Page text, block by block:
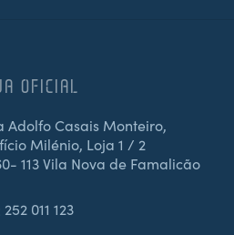
OFICIAL
Adolfo Casais Monteiro,
Milénio, Loja 1 / 2
113 Vila Nova de Famalicão
252 011 123